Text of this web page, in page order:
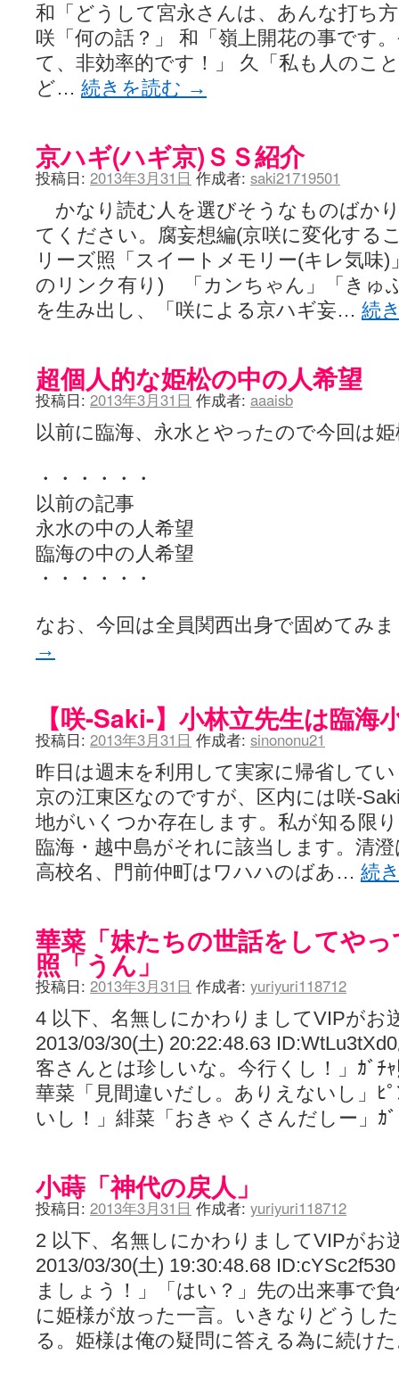
和「どうして宮永さんは、あんな打ち
咲「何の話？」 和「嶺上開花の事です
て、非効率的です！」 久「私も人のこ
ど… 続きを読む →
京ハギ(ハギ京)ＳＳ紹介
投稿日: 2013年3月31日 作成者: saki21719501
かなり読む人を選びそうなものばか
てください。腐妄想編(京咲に変化する
リーズ照「スイートメモリー(キレ気味
のリンク有り) 「カンちゃん」「きゅ
を生み出し、「咲による京ハギ妄… 続
超個人的な姫松の中の人希望
投稿日: 2013年3月31日 作成者: aaaisb
以前に臨海、永水とやったので今回は
・・・・・・
以前の記事
永水の中の人希望
臨海の中の人希望
・・・・・・
なお、今回は全員関西出身で固めてみ
→
【咲-Saki-】小林立先生は臨海
投稿日: 2013年3月31日 作成者: sinononu21
昨日は週末を利用して実家に帰省して
京の江東区なのですが、区内には咲-
地がいくつか存在します。私が知る限
臨海・越中島がそれに該当します。清
高校名、門前仲町はワハハのばあ… 続
華菜「妹たちの世話をしてや
照「うん」
投稿日: 2013年3月31日 作成者: yuriyuri118712
4 以下、名無しにかわりましてVIPがお
2013/03/30(土) 20:22:48.63
客さんとは珍しいな。今行くし！」ｶﾞﾁ
華菜「見間違いだし。ありえないし」ﾋ
いし！」緋菜「おきゃくさんだしー」
小蒔「神代の戻人」
投稿日: 2013年3月31日 作成者: yuriyuri118712
2 以下、名無しにかわりましてVIPがお
2013/03/30(土) 19:30:48.68
ましょう！」「はい？」先の出来事で
に姫様が放った一言。いきなりどうし
る。姫様は俺の疑問に答える為に続け